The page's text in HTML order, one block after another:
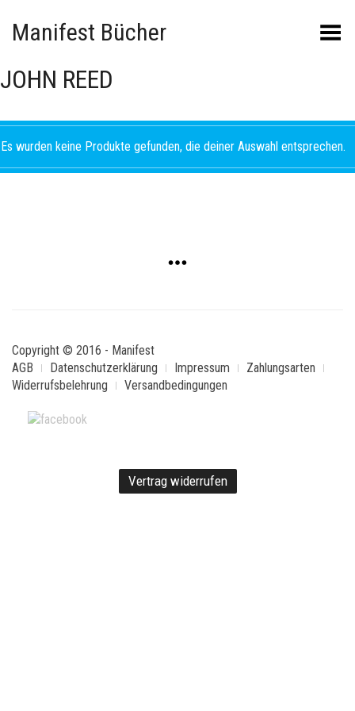
Manifest Bücher Menü umschalten
JOHN REED
Es wurden keine Produkte gefunden, die deiner Auswahl entsprechen.
Copyright © 2016 - Manifest
AGB
Datenschutzerklärung Impressum
Zahlungsarten
Widerrufsbelehrung
Versandbedingungen
Vertrag widerrufen